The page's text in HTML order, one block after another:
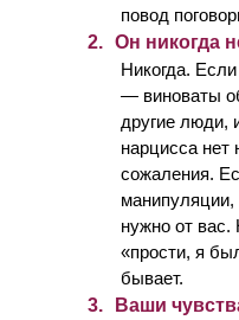
повод
2. Он никогда
Никогда.
— виноваты
другие люди,
нарцисса нет
сожаления.
манипуляции,
нужно от вас.
«прости, я
бывает.
3.
Ваши